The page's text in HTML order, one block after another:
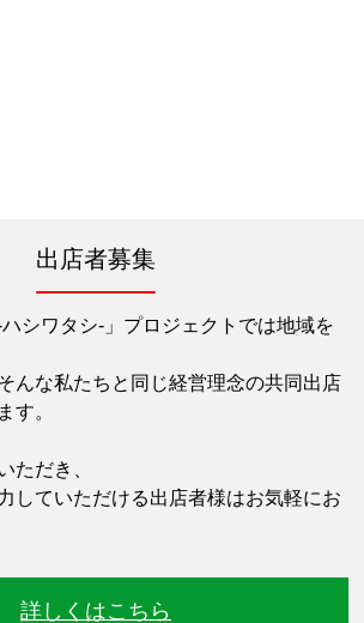
出店者募集
ハシワタシ-」プロジェクトでは地域を
んな私たちと同じ経営理念の共同出店
す。
ただき、
していただける出店者様はお気軽にお
詳しくはこちら